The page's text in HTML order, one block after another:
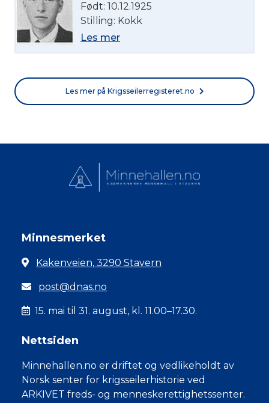
Født: 10.12.1925
Stilling: Kokk
Les mer
Les mer på Krigsseilerregisteret.no
Minnesmerket
Kakenveien, 3290 Stavern
post@dnas.no
15. mai til 31. august, kl. 11.00–17.30.
Nettsiden
Minnehallen.no er driftet og vedlikeholdt av
Norsk senter for krigsseilerhistorie ved
ARKIVET freds- og menneskerettighetssenter.
English
Norsk bokmål